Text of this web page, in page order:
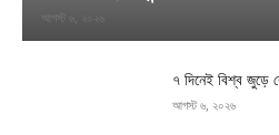
আগস্ট ৬, ২০২৬
৭ দিনেই বিশ্ব জুড়ে
আগস্ট ৬, ২০২৬